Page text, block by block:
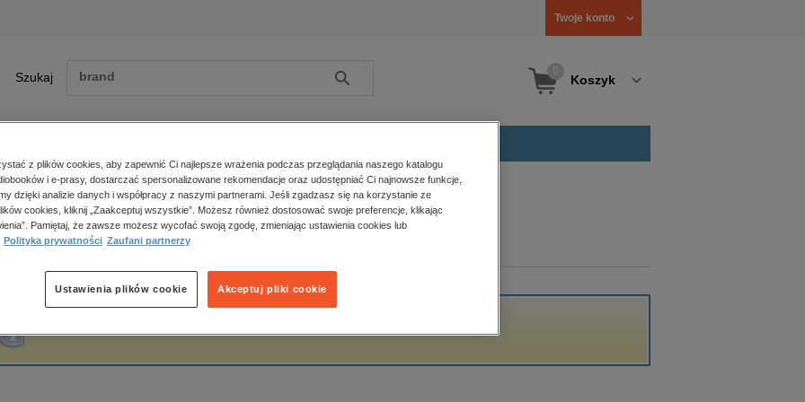
Twoje konto
Szukaj Szukaj Koszyk
Zobacz wszystkie E-prasa
polityka, społeczno-informacyjne
psychologiczne
popularno-naukowe
historia
główna Bucholski Rafał
Rafał
z plików cookies, aby zapewnić Ci najlepsze wrażenia podczas przeglądania naszego katalogu
i e-prasy, dostarczać spersonalizowane rekomendacje oraz udostępniać Ci najnowsze funkcje,
dzięki analizie danych i współpracy z naszymi partnerami. Jeśli zgadzasz się na korzystanie ze
cookies, kliknij „Zaakceptuj wszystkie”. Możesz również dostosować swoje preferencje, klikając
Pamiętaj, że zawsze możesz wycofać swoją zgodę, zmieniając ustawienia cookies lub
Polityka prywatności Zaufani partnerzy
Akceptuj pliki cookie
Ustawienia plików cookie